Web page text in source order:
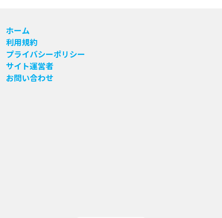
ホーム
利用規約
プライバシーポリシー
サイト運営者
お問い合わせ